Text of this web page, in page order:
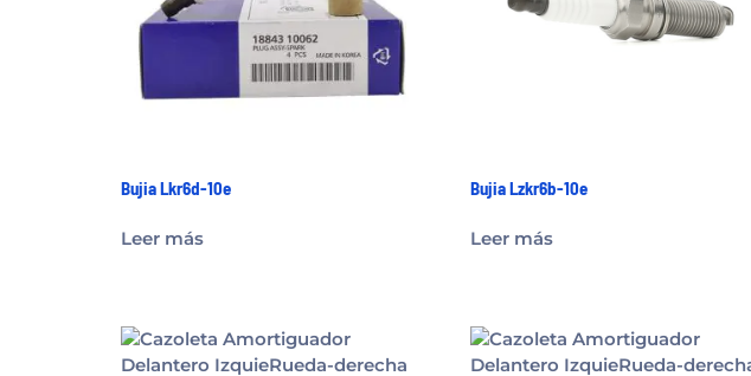
Bujia Lkr6d-10e
Leer más
Bujia Lzkr6b-10e
Leer más